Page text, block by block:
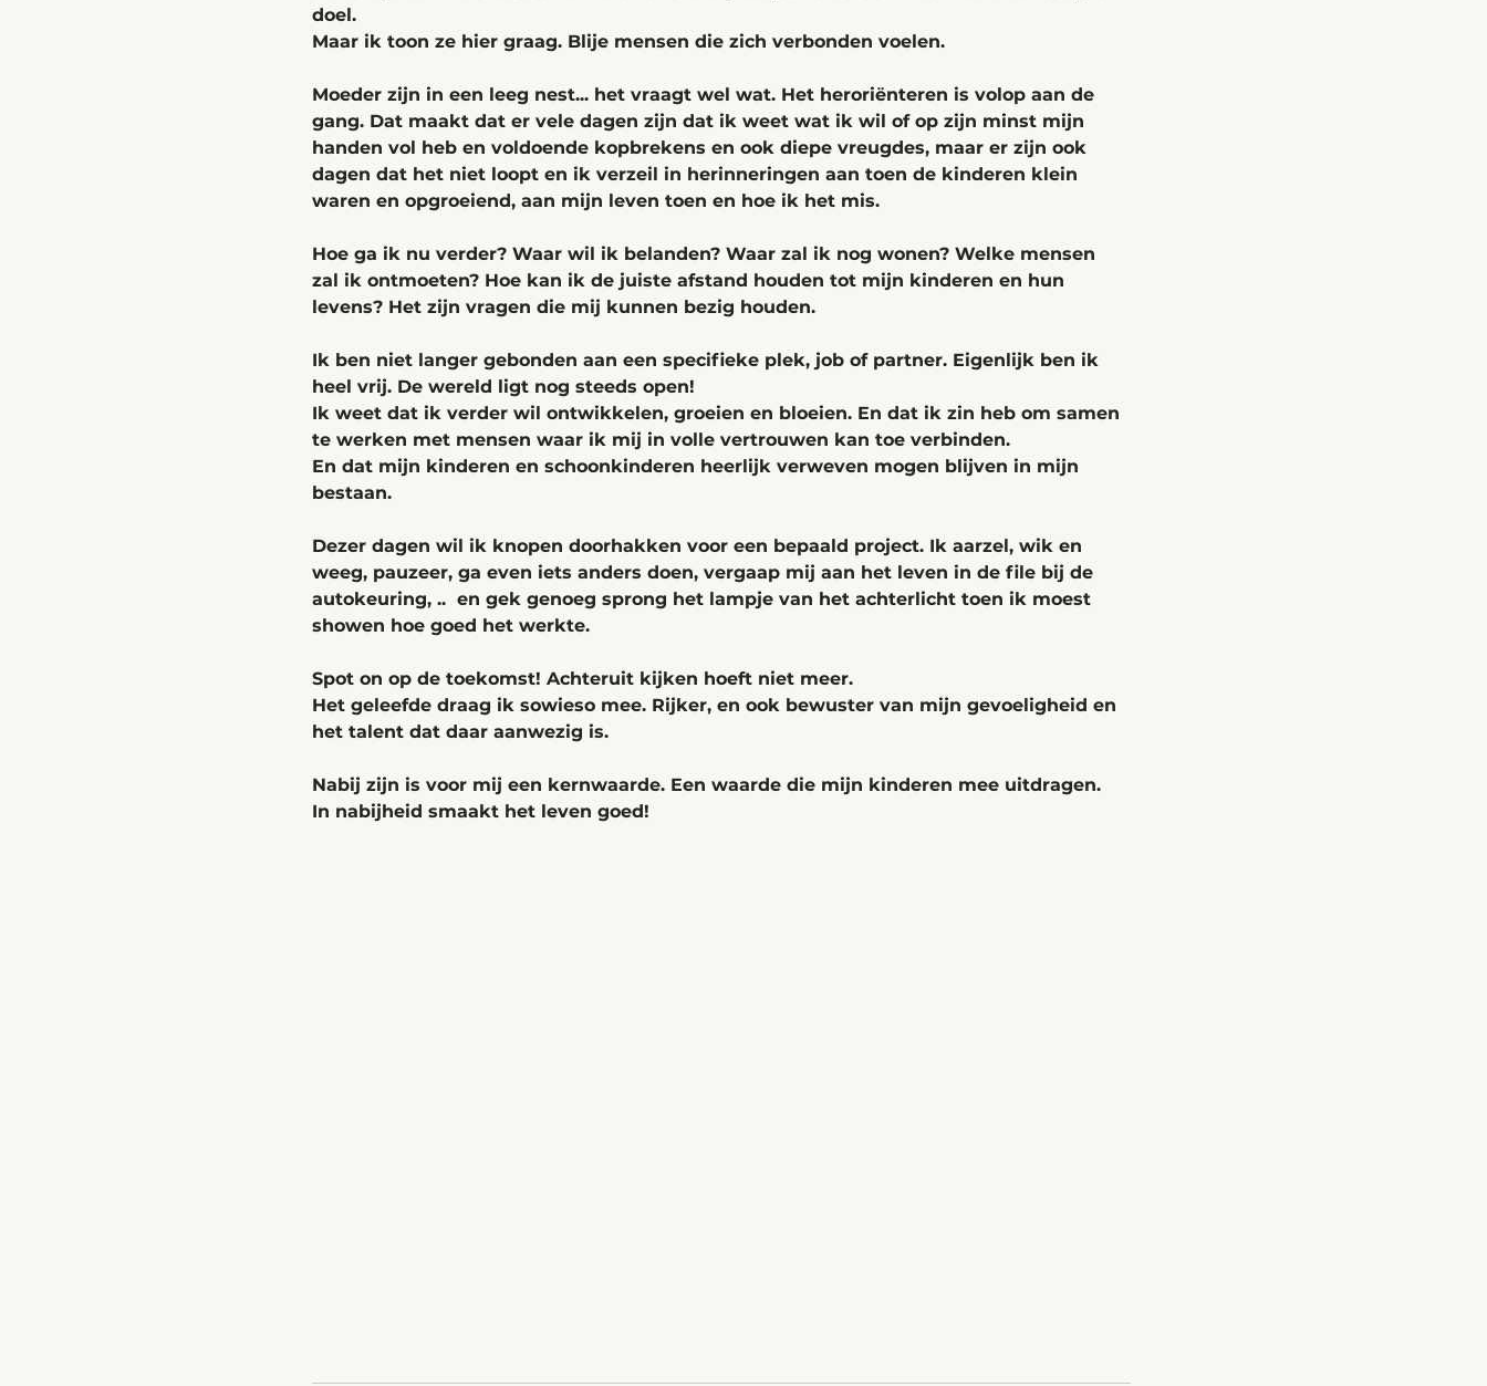
doel.
Maar ik toon ze hier graag. Blije mensen die zich verbonden voelen.
Moeder zijn in een leeg nest... het vraagt wel wat. Het heroriënteren is volop aan de
gang. Dat maakt dat er vele dagen zijn dat ik weet wat ik wil of op zijn minst mijn
handen vol heb en voldoende kopbrekens en ook diepe vreugdes, maar er zijn ook
dagen dat het niet loopt en ik verzeil in herinneringen aan toen de kinderen klein
waren en opgroeiend, aan mijn leven toen en hoe ik het mis.
Hoe ga ik nu verder? Waar wil ik belanden? Waar zal ik nog wonen? Welke mensen
zal ik ontmoeten? Hoe kan ik de juiste afstand houden tot mijn kinderen en hun
levens? Het zijn vragen die mij kunnen bezig houden.
Ik ben niet langer gebonden aan een specifieke plek, job of partner. Eigenlijk ben ik
heel vrij. De wereld ligt nog steeds open!
Ik weet dat ik verder wil ontwikkelen, groeien en bloeien. En dat ik zin heb om samen
te werken met mensen waar ik mij in volle vertrouwen kan toe verbinden.
En dat mijn kinderen en schoonkinderen heerlijk verweven mogen blijven in mijn
bestaan.
Dezer dagen wil ik knopen doorhakken voor een bepaald project. Ik aarzel, wik en
weeg, pauzeer, ga even iets anders doen, vergaap mij aan het leven in de file bij de
autokeuring, ..  en gek genoeg sprong het lampje van het achterlicht toen ik moest
showen hoe goed het werkte.
Spot on op de toekomst! Achteruit kijken hoeft niet meer.
Het geleefde draag ik sowieso mee. Rijker, en ook bewuster van mijn gevoeligheid en
het talent dat daar aanwezig is.
Nabij zijn is voor mij een kernwaarde. Een waarde die mijn kinderen mee uitdragen.
In nabijheid smaakt het leven goed!